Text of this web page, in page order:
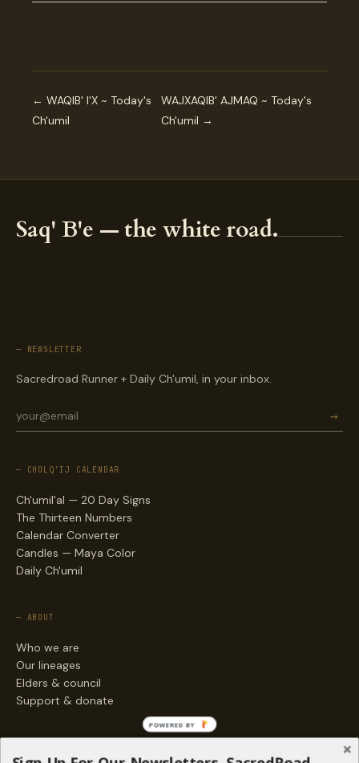
← WAQIB' I'X ~ Today's
Ch'umil
WAJXAQIB' AJMAQ ~ Today's
Ch'umil →
Saq' B'e — the white road.
— NEWSLETTER
Sacredroad Runner + Daily Ch'umil, in your inbox.
→
— CHOLQ'IJ CALENDAR
Ch'umil'al — 20 Day Signs
The Thirteen Numbers
Calendar Converter
Candles — Maya Color
Daily Ch'umil
— ABOUT
Who we are
Our lineages
Elders & council
Support & donate
POWERED BY